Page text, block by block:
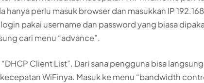
hanya perlu masuk browser dan masukkan IP
pakai username dan password yang biasa
cari menu “advance”.
Client List”. Dari sana pengguna bisa
WiFinya. Masuk ke menu “bandwidth